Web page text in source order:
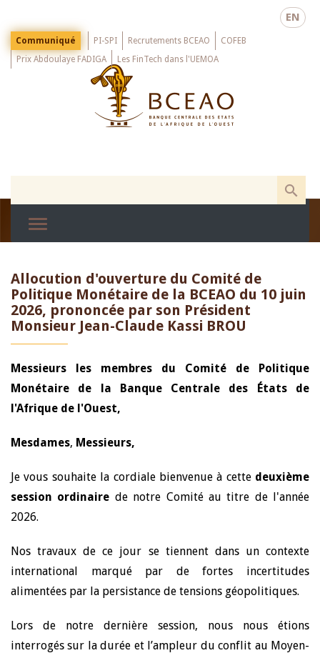
main
content
EN
Menu
Top
Communiqué PI-SPI Recrutements BCEAO
COFEB
Prix Abdoulaye FADIGA
Les FinTech dans l'UEMOA
Allocution d'ouverture du Comité de
Politique Monétaire de la BCEAO du 10 juin
2026, prononcée par son Président
Monsieur Jean-Claude Kassi BROU
Messieurs les membres du Comité de Politique
Monétaire de la Banque Centrale des États de
l'Afrique de l'Ouest,
Mesdames, Messieurs,
Je vous souhaite la cordiale bienvenue à cette deuxième
session ordinaire de notre Comité au titre de l'année
2026.
Nos travaux de ce jour se tiennent dans un contexte
international marqué par de fortes incertitudes
alimentées par la persistance de tensions géopolitiques.
Lors de notre dernière session, nous nous étions
interrogés sur la durée et l’ampleur du conflit au Moyen-